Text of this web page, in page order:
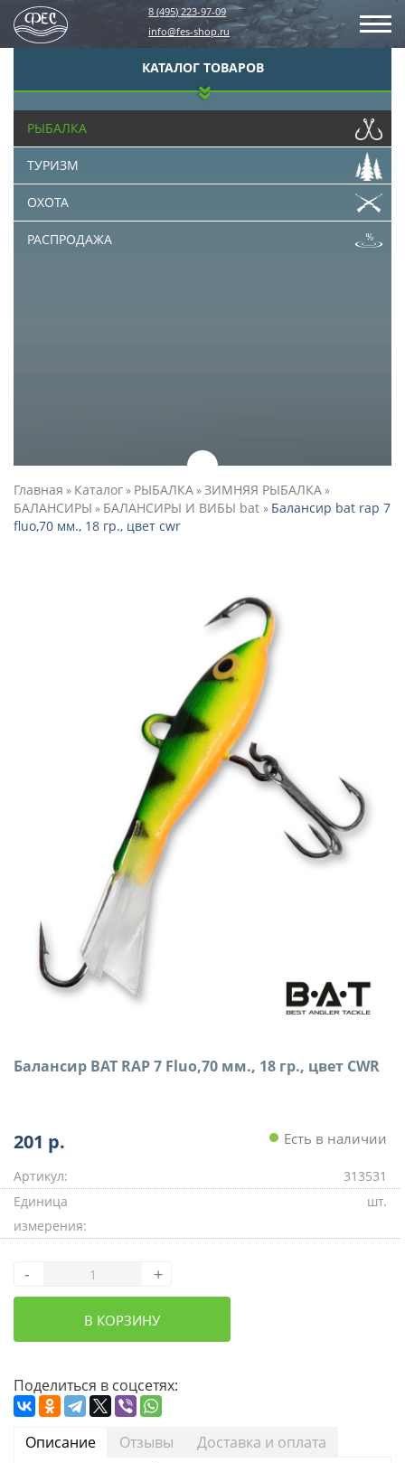
8 (495) 223-97-09
info@fes-shop.ru
КАТАЛОГ ТОВАРОВ
РЫБАЛКА
ТУРИЗМ
ОХОТА
РАСПРОДАЖА
Главная » Каталог» РЫБАЛКА»ЗИМНЯЯ РЫБАЛКА»
БАЛАНСИРЫ » БАЛАНСИРЫ И ВИБЫ bat » Балансир bat rap 7
fluo,70 мм., 18 гр., цвет cwr
Балансир BAT RAP 7 Fluo,70 мм., 18 гр., цвет CWR
201 р. Есть в наличии
Артикул:
313531
Единица
измерения:
шт.
- +
В КОРЗИНУ
Поделиться в соцсетях:
Описание Отзывы Доставка и оплата